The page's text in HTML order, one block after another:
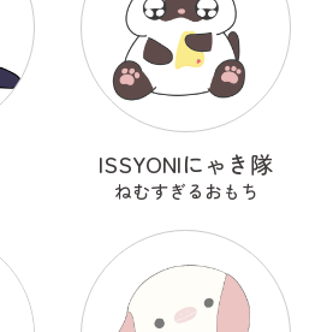
ISSYONIにゃき隊
ねむすぎるおもち